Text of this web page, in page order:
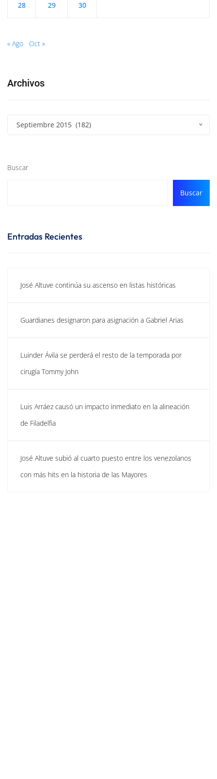
28 29 30
« Ago Oct »
Archivos
Septiembre 2015 (182)
Buscar
Buscar
Entradas Recientes
José Altuve continúa su ascenso en listas históricas
Guardianes designaron para asignación a Gabriel Arias
Luinder Ávila se perderá el resto de la temporada por
cirugía Tommy John
Luis Arráez causó un impacto inmediato en la alineación
de Filadelfia
José Altuve subió al cuarto puesto entre los venezolanos
con más hits en la historia de las Mayores